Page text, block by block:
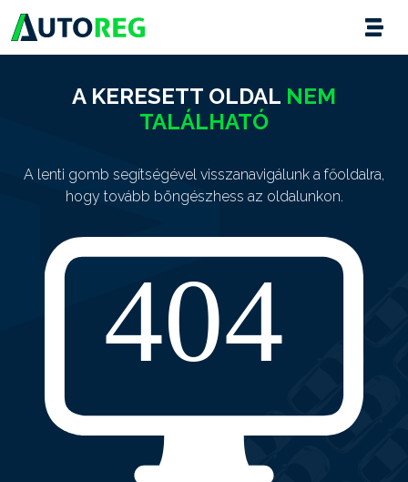
A KERESETT OLDAL NEM
TALÁLHATÓ
A lenti gomb segítségével visszanavigálunk a főoldalra,
hogy tovább böngészhess az oldalunkon.